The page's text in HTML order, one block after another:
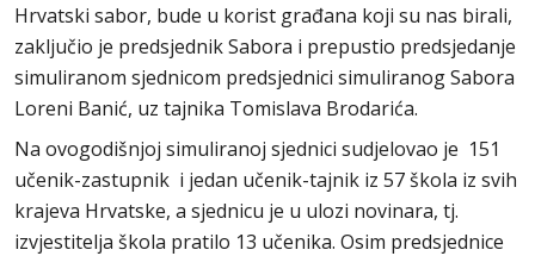
Hrvatski sabor, bude u korist građana koji su nas birali,
zaključio je predsjednik Sabora i prepustio predsjedanje
simuliranom sjednicom predsjednici simuliranog Sabora
Loreni Banić, uz tajnika Tomislava Brodarića.
Na ovogodišnjoj simuliranoj sjednici sudjelovao je 151
učenik-zastupnik i jedan učenik-tajnik iz 57 škola iz svih
krajeva Hrvatske, a sjednicu je u ulozi novinara, tj.
izvjestitelja škola pratilo 13 učenika. Osim predsjednice